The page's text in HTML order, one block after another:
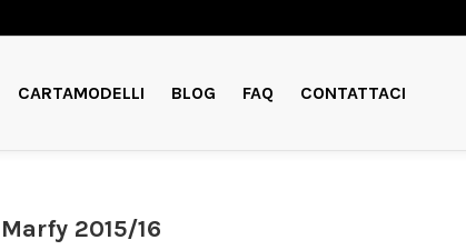
CARTAMODELLI BLOG FAQ
CONTATTACI
Marfy 2015/16